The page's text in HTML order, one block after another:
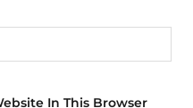
In This Browser